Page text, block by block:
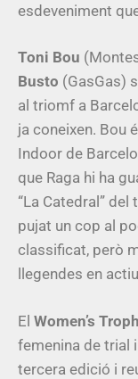
esdeveniment
Toni Bou
Busto (GasGas)
al triomf a
ja coneixen. Bou
Indoor de
que Raga hi ha
“La Catedral”
pujat un cop al
classificat, però
llegendes en
El Women’s
femenina de trial
tercera edició i